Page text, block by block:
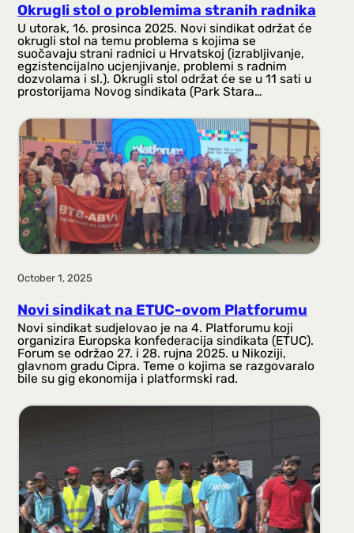
Okrugli stol o problemima stranih radnika
U utorak, 16. prosinca 2025. Novi sindikat održat će
okrugli stol na temu problema s kojima se
suočavaju strani radnici u Hrvatskoj (izrabljivanje,
egzistencijalno ucjenjivanje, problemi s radnim
dozvolama i sl.). Okrugli stol održat će se u 11 sati u
prostorijama Novog sindikata (Park Stara…
October 1, 2025
Novi sindikat na ETUC-ovom Platforumu
Novi sindikat sudjelovao je na 4. Platforumu koji
organizira Europska konfederacija sindikata (ETUC).
Forum se održao 27. i 28. rujna 2025. u Nikoziji,
glavnom gradu Cipra. Teme o kojima se razgovaralo
bile su gig ekonomija i platformski rad.